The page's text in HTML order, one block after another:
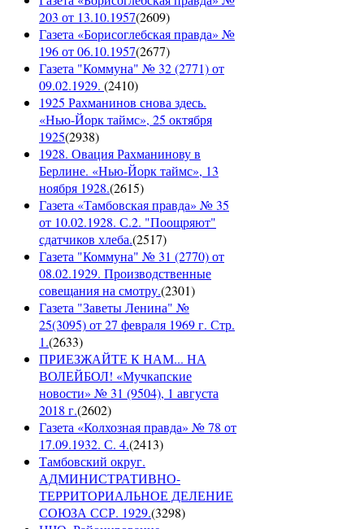
203 от 13.10.1957(2609)
Газета «Борисоглебская правда» №
196 от 06.10.1957(2677)
Газета "Коммуна" № 32 (2771) от
09.02.1929. (2410)
1925 Рахманинов снова здесь.
«Нью-Йорк таймс», 25 октября
1925(2938)
1928. Овация Рахманинову в
Берлине. «Нью-Йорк таймс», 13
ноября 1928.(2615)
Газета «Тамбовская правда» № 35
от 10.02.1928. С.2. "Поощряют"
сдатчиков хлеба.(2517)
Газета "Коммуна" № 31 (2770) от
08.02.1929. Производственные
совещания на смотру.(2301)
Газета "Заветы Ленина" №
25(3095) от 27 февраля 1969 г. Стр.
1.(2633)
ПРИЕЗЖАЙТЕ К НАМ... НА
ВОЛЕЙБОЛ! «Мучкапские
новости» № 31 (9504), 1 августа
2018 г.(2602)
Газета «Колхозная правда» № 78 от
17.09.1932. С. 4.(2413)
Тамбовский округ.
АДМИНИСТРАТИВНО-
ТЕРРИТОРИАЛЬНОЕ ДЕЛЕНИЕ
СОЮЗА ССР. 1929.(3298)